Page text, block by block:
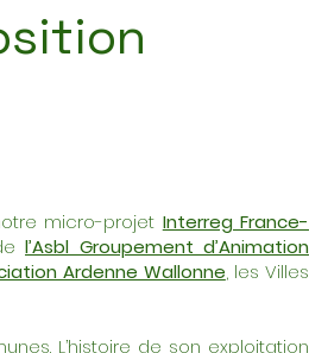
micro-projet Interreg France-
l’Asbl Groupement d’Animation
Ardenne Wallonne, les Villes
L’histoire de son exploitation